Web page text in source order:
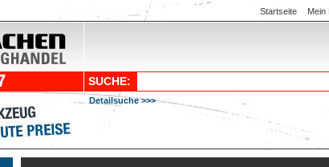
Startseite Mein
SUCHE:
Detailsuche >>>